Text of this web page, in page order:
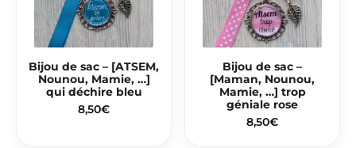
Bijou de sac – [ATSEM,
Nounou, Mamie, …]
qui déchire bleu
8,50€
Bijou de sac –
[Maman, Nounou,
Mamie, …] trop
géniale rose
8,50€